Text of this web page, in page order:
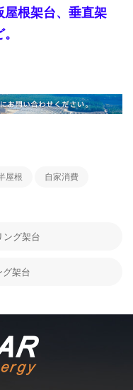
屋根架台、 垂直架
。
屋根 自家消費
ング架台
架台